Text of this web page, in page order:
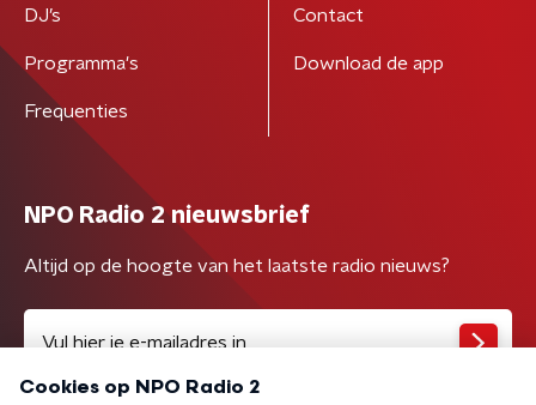
DJ’s
Programma's
Frequenties
Contact
Download de app
NPO Radio 2 nieuwsbrief
Altijd op de hoogte van het laatste radio nieuws?